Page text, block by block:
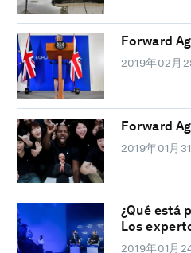
Forward
2019年02月
Forward
2019年01月
¿Qué está
Los
2019年01月